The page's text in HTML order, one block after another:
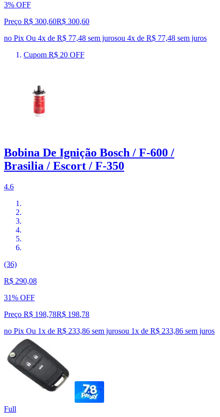
3% OFF
Preço R$ 300,60R$ 300,60
no Pix Ou 4x de R$ 77,48 sem jurosou 4x de R$ 77,48 sem juros
Cupom R$ 20 OFF
Bobina De Ignição Bosch / F-600 /
Brasilia / Escort / F-350
4.6
(36)
R$ 290,08
31% OFF
Preço R$ 198,78R$ 198,78
no Pix Ou 1x de R$ 233,86 sem jurosou 1x de R$ 233,86 sem juros
Full